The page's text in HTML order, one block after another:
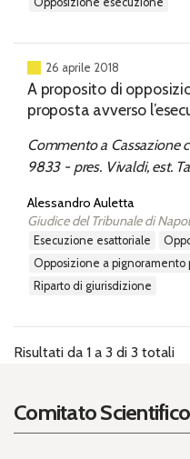
26 aprile 2018
A proposito di
proposta avverso
Commento a Cassazione
9833 - pres. Vivaldi, est.
Alessandro Auletta
Giudice del Tribunale di
esecuzione esattoriale
opposizione a
riparto di giurisdizione
Risultati da 1 a 3 di 3 totali
Comitato Scientifico